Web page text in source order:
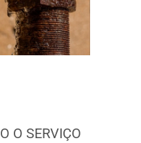
O SERVIÇO